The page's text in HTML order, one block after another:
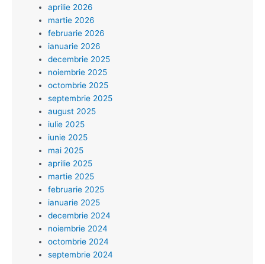
aprilie 2026
martie 2026
februarie 2026
ianuarie 2026
decembrie 2025
noiembrie 2025
octombrie 2025
septembrie 2025
august 2025
iulie 2025
iunie 2025
mai 2025
aprilie 2025
martie 2025
februarie 2025
ianuarie 2025
decembrie 2024
noiembrie 2024
octombrie 2024
septembrie 2024